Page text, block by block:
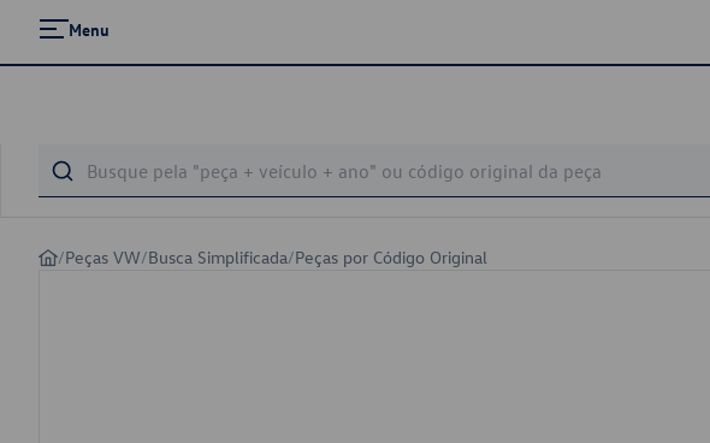
Menu
/Peças VW/Busca Simplificada/Peças por Código Original